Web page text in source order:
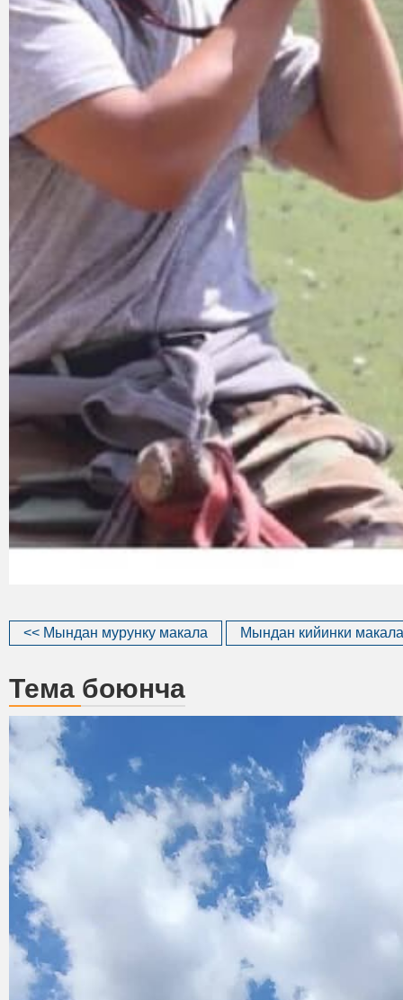
<< Мындан мурунку макала Мындан кийинки
Тема боюнча